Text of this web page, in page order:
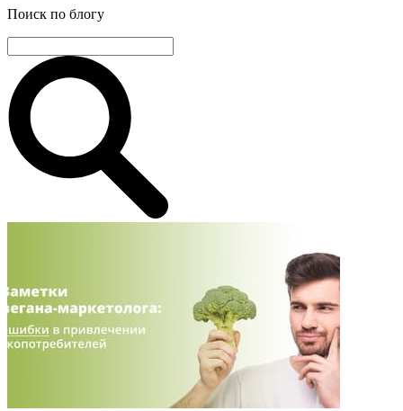
Поиск по блогу